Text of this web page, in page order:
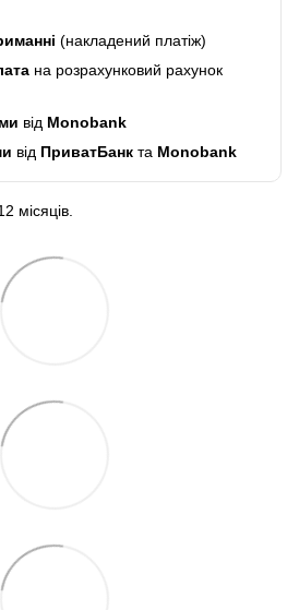
(накладений платіж)
на розрахунковий рахунок
від Monobank
від ПриватБанк та Monobank
місяців.